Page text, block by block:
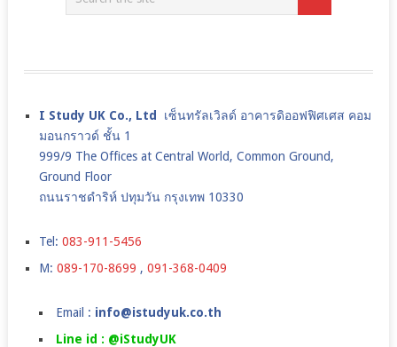
I Study UK Co., Ltd เซ็นทรัลเวิลด์ อาคารดิออฟฟิศเศส คอม
มอนกราวด์ ชั้น 1
999/9 The Offices at Central World, Common Ground,
Ground Floor
ถนนราชดำริห์ ปทุมวัน กรุงเทพ 10330
Tel: 083-911-5456
M: 089-170-8699 , 091-368-0409
Email : info@istudyuk.co.th
Line id : @iStudyUK